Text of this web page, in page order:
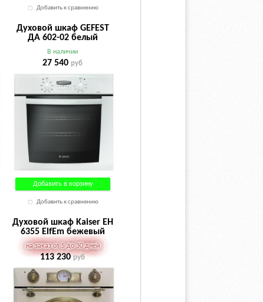
Добавить к сравнению
Духовой шкаф GEFEST
ДА 602-02 белый
В наличии
27 540 руб
Добавить в корзину
Добавить к сравнению
Духовой шкаф Kaiser EH
6355 ElfEm бежевый
на заказ от 5 до 30 дней
113 230руб